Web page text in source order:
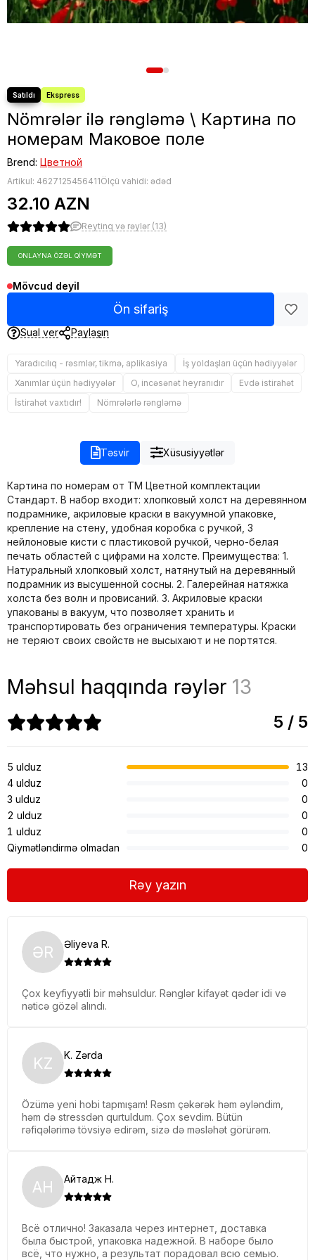
Nömrələr ilə rəngləmə \ Картина по
номерам Маковое поле
Brend: Цветной
Artikul: 4627125456411Ölçü vahidi: ədəd
32.10 AZN
Reytinq və rəylər (13)
ONLAYNA ÖZƏL QIYMƏT
Mövcud deyil
Ön sifariş
Sual ver Paylaşın
Yaradıcılıq - rəsmlər, tikmə, aplikasiya
İş yoldaşları üçün hədiyyələr
Xanımlar üçün hədiyyələr
O, incəsənət heyranıdır
Evdə istirahət
İstirahət vaxtıdır!
Nömrələrlə rəngləmə
Təsvir Xüsusiyyətlər
Картина по номерам от ТМ Цветной комплектации
Стандарт. В набор входит: хлопковый холст на деревянном
подрамнике, акриловые краски в вакуумной упаковке,
крепление на стену, удобная коробка с ручкой, 3
нейлоновые кисти c пластиковой ручкой, черно-белая
печать областей с цифрами на холсте. Преимущества: 1.
Натуральный хлопковый холст, натянутый на деревянный
подрамник из высушенной сосны. 2. Галерейная натяжка
холста без волн и провисаний. 3. Акриловые краски
упакованы в вакуум, что позволяет хранить и
транспортировать без ограничения температуры. Краски
не теряют своих свойств не высыхают и не портятся.
Məhsul haqqında rəylər 13
ƏR Əliyeva R.
Çox keyfiyyətli bir məhsuldur. Rənglər kifayət qədər idi və
nəticə gözəl alındı.
KZ K. Zərda
Özümə yeni hobi tapmışam! Rəsm çəkərək həm əyləndim,
həm də stressdən qurtuldum. Çox sevdim. Bütün
rəfiqələrimə tövsiyə edirəm, sizə də məsləhət görürəm.
АН Айтадж Н.
Всё отлично! Заказала через интернет, доставка
была быстрой, упаковка надежной. В наборе было
всё, что нужно, а результат порадовал всю семью.
5 / 5
5 ulduz
13
4 ulduz
0
3 ulduz
0
2 ulduz
0
1 ulduz
0
Qiymətləndirmə olmadan
0
Rəy yazın